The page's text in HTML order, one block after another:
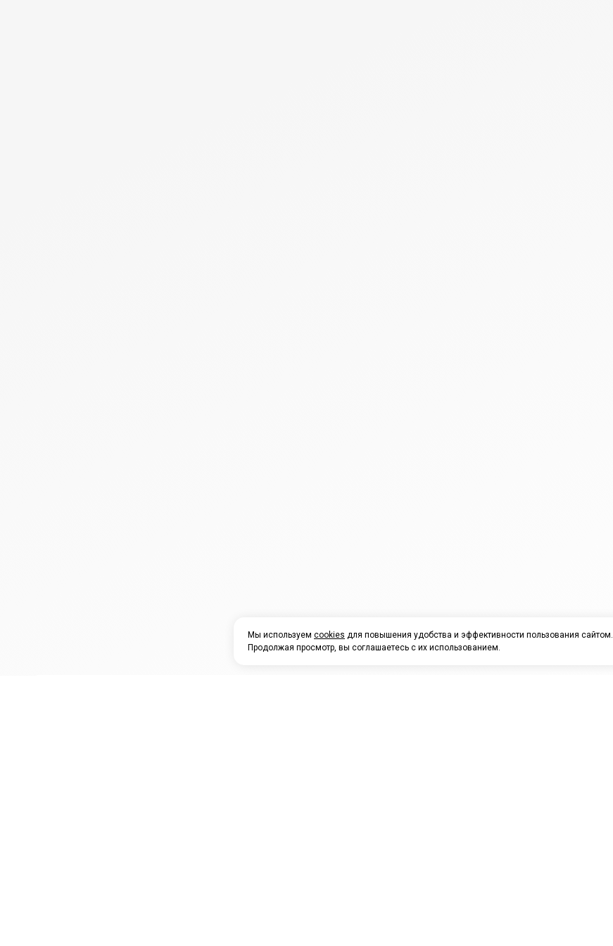
Мы используем cookies для повышения удобства и эффективности пользования сайтом.
Продолжая просмотр, вы соглашаетесь с их использованием.